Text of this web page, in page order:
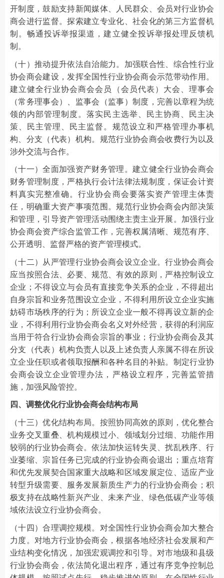
开制度，鼓励支持新闻媒体、人民群众、会员对行业协会
商会进行监督。探索建立专业化、社会化的第三方监督机
制。畅通投诉举报渠道，建立健全投诉举报处理反馈机
制。
（十）推动提升依法自治能力。加强联合性、综合性行业
协会商会建设，发挥全国性行业协会商会示范带动作用。
建立健全行业协会商会会员（会员代表）大会、理事会
（常务理事会）、监事会（监事）制度，完善以章程为统
领的内部管理制度。落实民主选举、民主协商、民主决
策、民主管理、民主监督。规范设立和严格管理办事机
构、分支（代表）机构。规范行业协会商会收费行为以及
涉外交流与合作。
（十一）全面加强资产财务管理。建立健全行业协会商会
财务管理制度，严格执行会计法律法规制度，保证会计资
料真实完整准确。行业协会商会要落实资产管理主体责
任，明确重大资产事项范围。规范行业协会商会内部决策
和管理，引导资产管理活动围绕主责主业开展。加强行业
协会商会资产综合监管工作，完善权属清晰、规范有序、
公开透明、监督严格的资产管理模式。
（十二）从严管理行业协会商会设立企业。行业协会商会
应当按照合法、必要、规范、有效的原则，严格控制设立
企业；不得设立与会员有直接竞争关系的企业，不得超出
自身宗旨和业务范围设立企业，不得利用所设立企业实施
妨碍市场秩序的行为；所设立企业一般不得再设立新的企
业，不得利用行业协会商会名义对外经营，获得的利润应
当用于符合行业协会商会宗旨的事业；行业协会商会及其
分支（代表）机构负责人以及上述负责人亲属不得在所设
立企业任职或者领取报酬和各种名目的补贴。制定行业协
会商会设立企业管理办法，严格设立程序，完善监管措
施，加强风险管控。
四、调整优化行业协会商会结构布局
（十三）优化结构布局。按照协同高效的原则，优化整合
业务交叉重叠、机构规模过小、领域划分过细、功能作用
较弱的行业协会商会。依法加快运转失灵、扰乱秩序、行
业萎缩、宗旨任务已完成的行业协会商会退出；重点培育
和优先发展契合国家重大战略和区域发展定位、适应产业
转型升级需要、服务发展新质生产力的行业协会商会；积
极支持在战略性新兴产业、未来产业、绿色低碳产业等领
域依法设立行业协会商会。
（十四）合理调控规模。对全国性行业协会商会加大整合
力度。对地方行业协会商会，根据各地经济社会发展和产
业结构变化情况，加强宏观调控和引导。对市地级和县级
行业协会商会，依法简化退出程序，通过有序竞争控制总